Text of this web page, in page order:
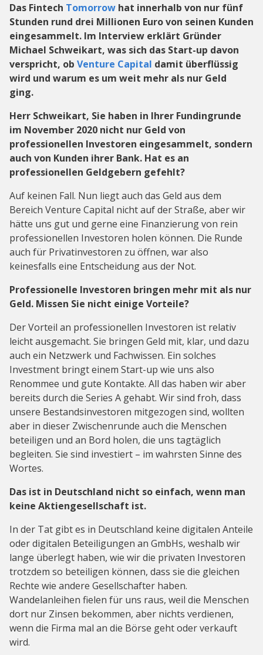
Das Fintech Tomorrow hat innerhalb von nur fünf
Stunden rund drei Millionen Euro von seinen Kunden
eingesammelt. Im Interview erklärt Gründer
Michael Schweikart, was sich das Start-up davon
verspricht, ob Venture Capital damit überflüssig
wird und warum es um weit mehr als nur Geld
ging.
Herr Schweikart, Sie haben in Ihrer Fundingrunde
im November 2020 nicht nur Geld von
professionellen Investoren eingesammelt, sondern
auch von Kunden ihrer Bank. Hat es an
professionellen Geldgebern gefehlt?
Auf keinen Fall. Nun liegt auch das Geld aus dem
Bereich Venture Capital nicht auf der Straße, aber wir
hätte uns gut und gerne eine Finanzierung von rein
professionellen Investoren holen können. Die Runde
auch für Privatinvestoren zu öffnen, war also
keinesfalls eine Entscheidung aus der Not.
Professionelle Investoren bringen mehr mit als nur
Geld. Missen Sie nicht einige Vorteile?
Der Vorteil an professionellen Investoren ist relativ
leicht ausgemacht. Sie bringen Geld mit, klar, und dazu
auch ein Netzwerk und Fachwissen. Ein solches
Investment bringt einem Start-up wie uns also
Renommee und gute Kontakte. All das haben wir aber
bereits durch die Series A gehabt. Wir sind froh, dass
unsere Bestandsinvestoren mitgezogen sind, wollten
aber in dieser Zwischenrunde auch die Menschen
beteiligen und an Bord holen, die uns tagtäglich
begleiten. Sie sind investiert – im wahrsten Sinne des
Wortes.
Das ist in Deutschland nicht so einfach, wenn man
keine Aktiengesellschaft ist.
In der Tat gibt es in Deutschland keine digitalen Anteile
oder digitalen Beteiligungen an GmbHs, weshalb wir
lange überlegt haben, wie wir die privaten Investoren
trotzdem so beteiligen können, dass sie die gleichen
Rechte wie andere Gesellschafter haben.
Wandelanleihen fielen für uns raus, weil die Menschen
dort nur Zinsen bekommen, aber nichts verdienen,
wenn die Firma mal an die Börse geht oder verkauft
wird.